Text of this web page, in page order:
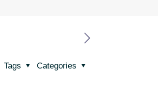
Categories
Tags